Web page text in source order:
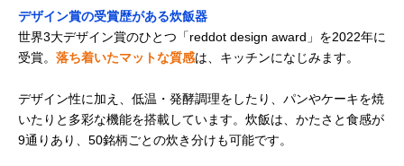
Amazonで見る
シャープ ジャー炊
飯器 KS-CF05B
LED表示
高さ19cm/約
ウィナーズ récolte
主張しすぎないサ
デザイン賞の受賞歴がある炊飯器
世界3大デザイン賞のひとつ「reddot design award」を2022年に
受賞。 落ち着いたマットな質感は、キッチンになじみます。
デザイン性に加え、低温・発酵調理をしたり、パンやケーキを焼
いたりと多彩な機能を搭載しています。炊飯は、かたさと食感が
9通りあり、50銘柄ごとの炊き分けも可能です。